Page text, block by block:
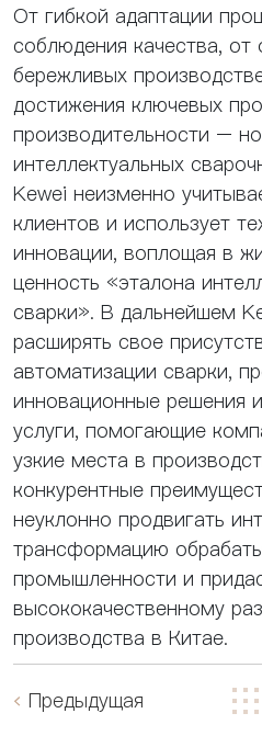
От гибкой адаптации
соблюдения качества, от
бережливых
достижения ключевых
производительности –
интеллектуальных
Kewei неизменно
клиентов и использует
инновации, воплощая в
ценность «эталона
сварки». В дальнейшем
расширять свое
автоматизации сварки,
инновационные решения
услуги, помогающие
узкие места в
конкурентные
неуклонно продвигать
трансформацию
промышленности и
высококачественному
производства в Китае.
Предыдущая